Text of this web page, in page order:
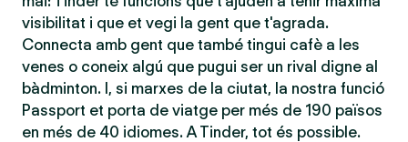
visibilitat i que et vegi la gent que t'agrada.
Connecta amb gent que també tingui cafè a les
venes o coneix algú que pugui ser un rival digne al
bàdminton. I, si marxes de la ciutat, la nostra funció
Passport et porta de viatge per més de 190 països
en més de 40 idiomes. A Tinder, tot és possible.